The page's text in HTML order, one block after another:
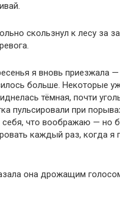
скользнул к лесу за
я вновь приезжала
больше. Некоторые
тёмная, почти
пульсировали при
себя, что воображаю — но
каждый раз, когда я
она дрожащим